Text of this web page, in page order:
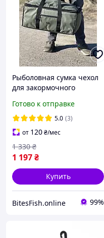
Рыболовная сумка чехол
для закормочного
Готово к отправке
5.0 (3)
от 120₴/мес
1 197₴
1 330 ₴
Купить
BitesFish.online 99%